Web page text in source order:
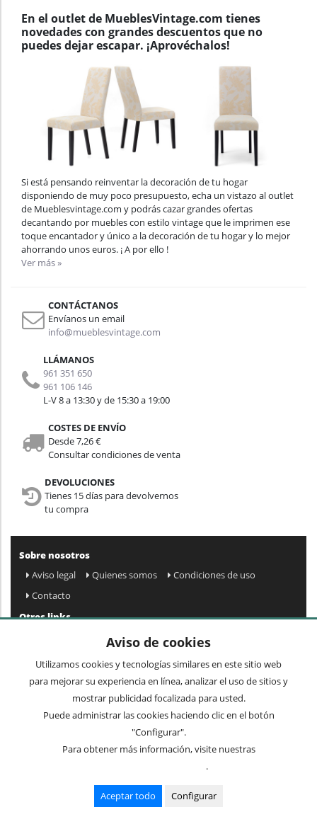
En el outlet de MueblesVintage.com tienes
novedades con grandes descuentos que no
puedes dejar escapar. ¡Aprovéchalos!
Si está pensando reinventar la decoración de tu hogar
disponiendo de muy poco presupuesto, echa un vistazo al outlet
de Mueblesvintage.com y podrás cazar grandes ofertas
decantando por muebles con estilo vintage que le imprimen ese
toque encantador y único a la decoración de tu hogar y lo mejor
ahorrando unos euros. ¡ A por ello !
Ver más »
CONTÁCTANOS
Envíanos un email
info@mueblesvintage.com
LLÁMANOS
961 351 650
961 106 146
L-V 8 a 13:30 y de 15:30 a 19:00
COSTES DE ENVÍO
Desde 7,26 €
Consultar condiciones de venta
DEVOLUCIONES
Tienes 15 días para devolvernos
tu compra
Sobre nosotros
Aviso legal
Quienes somos
Condiciones de uso
Contacto
Otros links
Preguntas frecuentes
Newsletter
Aceptoprivacidad
Recibidores Sillas Cuadros y espejos
Aviso de cookies
Utilizamos cookies y tecnologías similares en este sitio web
para mejorar su experiencia en línea, analizar el uso de sitios y
mostrar publicidad focalizada para usted.
Puede administrar las cookies haciendo clic en el botón
"Configurar".
Para obtener más información, visite nuestras
.
Aceptar todo Configurar